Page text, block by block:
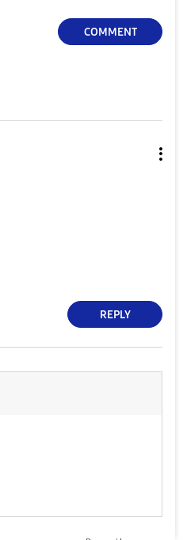
COMMENT
REPLY